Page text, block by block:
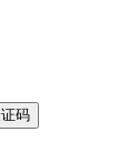
码